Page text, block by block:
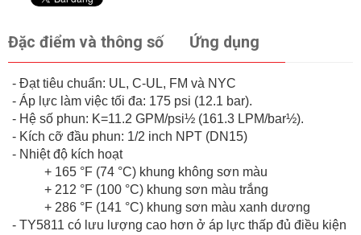
Đặc điểm và thông số Ứng dụng
- Đạt tiêu chuẩn: UL, C-UL, FM và NYC
- Áp lực làm việc tối đa: 175 psi (12.1 bar).
- Hệ số phun: K=11.2 GPM/psi½ (161.3 LPM/bar½).
- Kích cỡ đầu phun: 1/2 inch NPT (DN15)
- Nhiệt độ kích hoạt
+ 165 °F (74 °C) khung không sơn màu
+ 212 °F (100 °C) khung sơn màu trắng
+ 286 °F (141 °C) khung sơn màu xanh dương
- TY5811 có lưu lượng cao hơn ở áp lực thấp đủ điều kiện